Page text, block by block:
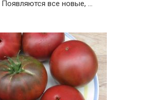
Появляются все новые, ...